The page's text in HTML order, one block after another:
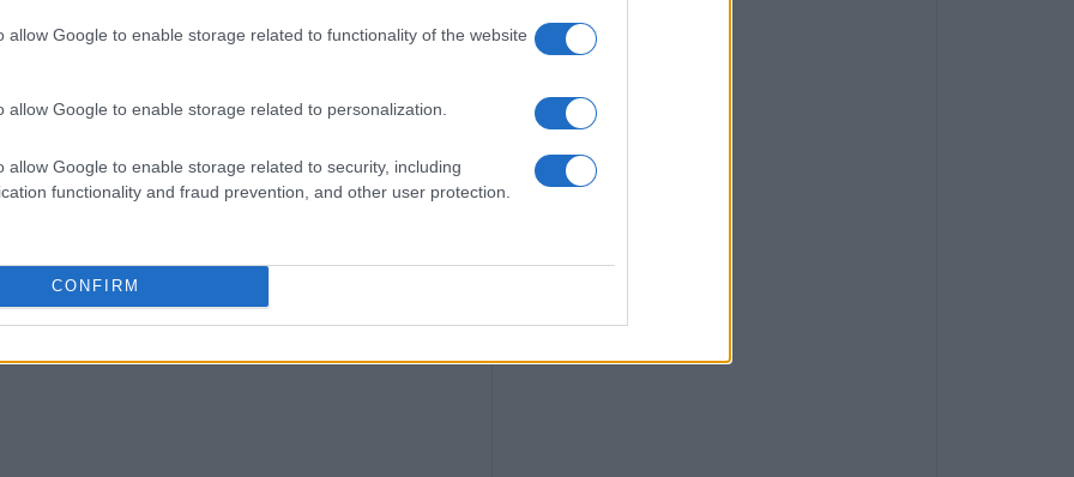
allow Google to enable storage related to functionality of the website
allow Google to enable storage related to personalization.
allow Google to enable storage related to security, including
functionality and fraud prevention, and other user protection.
CONFIRM